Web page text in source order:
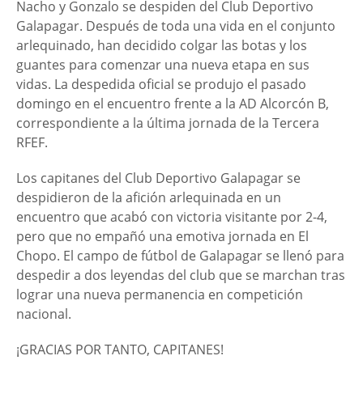
Nacho y Gonzalo se despiden del Club Deportivo
Galapagar. Después de toda una vida en el conjunto
arlequinado, han decidido colgar las botas y los
guantes para comenzar una nueva etapa en sus
vidas. La despedida oficial se produjo el pasado
domingo en el encuentro frente a la AD Alcorcón B,
correspondiente a la última jornada de la Tercera
RFEF.
Los capitanes del Club Deportivo Galapagar se
despidieron de la afición arlequinada en un
encuentro que acabó con victoria visitante por 2-4,
pero que no empañó una emotiva jornada en El
Chopo. El campo de fútbol de Galapagar se llenó para
despedir a dos leyendas del club que se marchan tras
lograr una nueva permanencia en competición
nacional.
¡GRACIAS POR TANTO, CAPITANES!